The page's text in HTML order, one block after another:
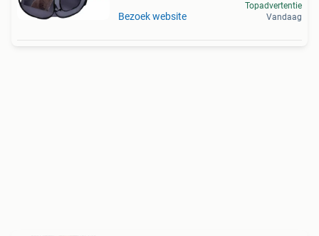
Bezoek website
Topadvertentie
Vandaag